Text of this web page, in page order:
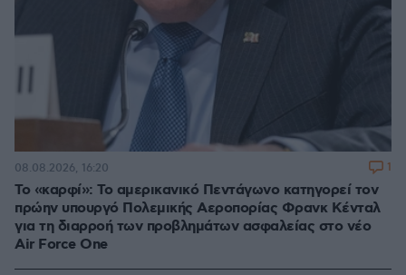
Το «καρφί»: Το αμερικανικό Πεντάγωνο κατηγορεί τον
πρώην υπουργό Πολεμικής Αεροπορίας Φρανκ Κένταλ
για τη διαρροή των προβλημάτων ασφαλείας στο νέο
Air Force One
08.08.2026, 16:20 1